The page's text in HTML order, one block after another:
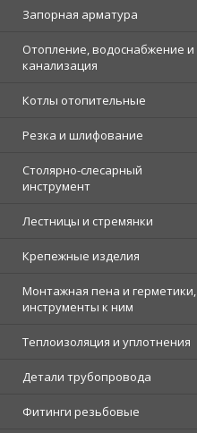
Запорная арматура
Отопление, водоснабжение и
канализация
Котлы отопительные
Резка и шлифование
Столярно-слесарный
инструмент
Лестницы и стремянки
Крепежные изделия
Монтажная пена и герметики,
инструменты к ним
Теплоизоляция и уплотнения
Детали трубопровода
Фитинги резьбовые